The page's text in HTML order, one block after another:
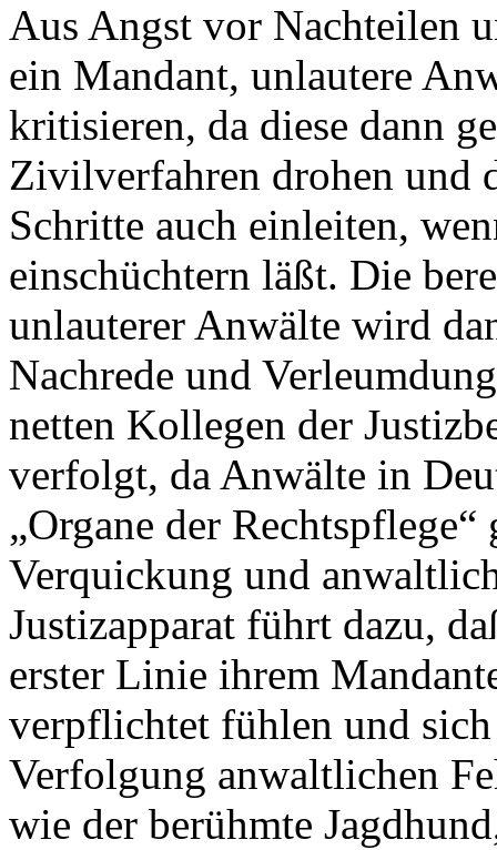
Aus Angst vor Nachteilen
ein Mandant, unlautere
kritisieren, da diese dann
Zivilverfahren drohen und
Schritte auch einleiten,
einschüchtern läßt. Die
unlauterer Anwälte wird
Nachrede und
netten Kollegen der
verfolgt, da Anwälte in
„Organe der
Verquickung und
Justizapparat führt dazu,
erster Linie ihrem
verpflichtet fühlen und
Verfolgung anwaltlichen
wie der berühmte